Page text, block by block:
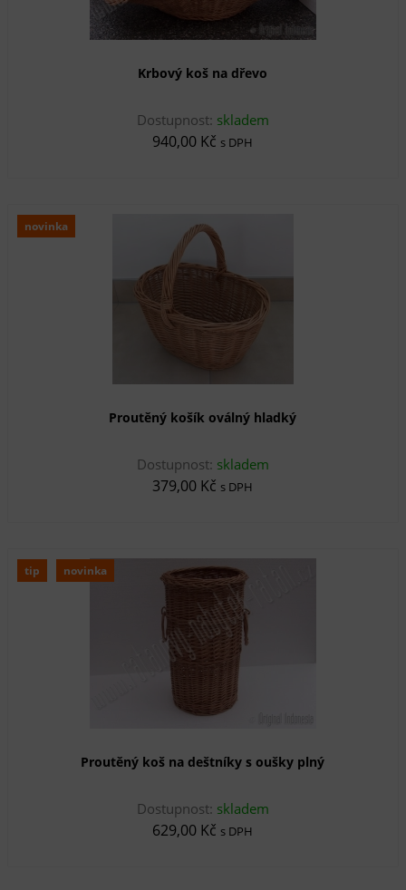
Krbový koš na dřevo
Dostupnost: skladem
940,00 Kč s DPH
novinka
Proutěný košík oválný hladký
Dostupnost: skladem
379,00 Kč s DPH
tip novinka
Proutěný koš na deštníky s oušky plný
Dostupnost: skladem
629,00 Kč s DPH